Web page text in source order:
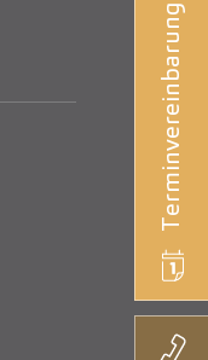
Terminvereinbarung